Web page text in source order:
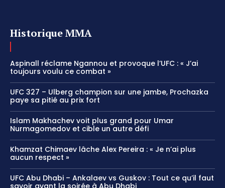
Historique MMA
Aspinall réclame Ngannou et provoque l’UFC : « J’ai
toujours voulu ce combat »
UFC 327 – Ulberg champion sur une jambe, Prochazka
paye sa pitié au prix fort
Islam Makhachev voit plus grand pour Umar
Nurmagomedov et cible un autre défi
Khamzat Chimaev lâche Alex Pereira : « Je n’ai plus
aucun respect »
UFC Abu Dhabi – Ankalaev vs Guskov : Tout ce qu’il faut
savoir avant la soirée à Abu Dhabi